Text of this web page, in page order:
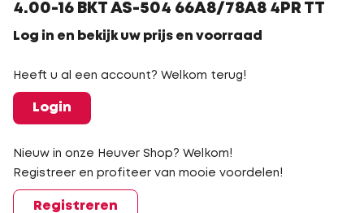
4.00-16 BKT AS-504 66A8/78A8 4PR TT
Log in en bekijk uw prijs en voorraad
Heeft u al een account? Welkom terug!
Login
Nieuw in onze Heuver Shop? Welkom!
Registreer en profiteer van mooie voordelen!
Registreren